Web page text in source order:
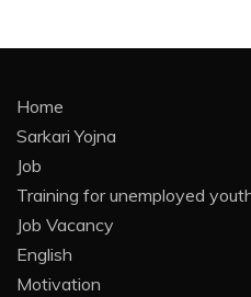
Home
Sarkari Yojna
Job
Training for unemployed
Job Vacancy
English
Motivation